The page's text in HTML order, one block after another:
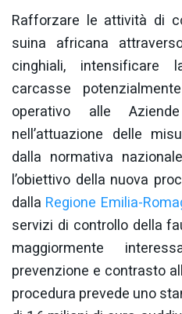
Rafforzare le attività di
suina africana
cinghiali,
carcasse
operativo alle
nell’attuazione delle
dalla normativa
l’obiettivo della nuova
dalla Regione Emilia-
servizi di controllo della
maggiormente
prevenzione e contrasto
procedura prevede uno